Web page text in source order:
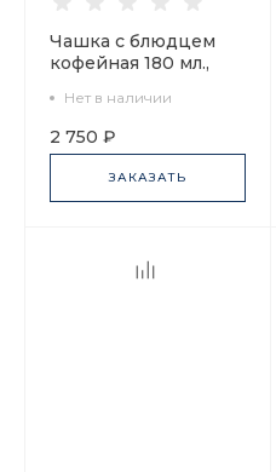
Чашка с блюдцем
кофейная 180 мл.,
рисунок Скакалка
арт. 81.28111.00.1
Нет в наличии
2 750 ₽
ЗАКАЗАТЬ